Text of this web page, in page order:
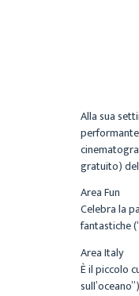
Alla sua
gratuito)
Area Fun
Celebra la
fantastiche
Area Italy
È il piccolo